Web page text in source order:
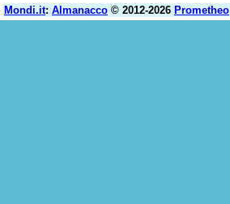
Mondi.it: Almanacco © 2012-2026 Prometheo